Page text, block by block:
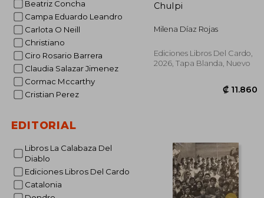
Beatriz Concha
Campa Eduardo Leandro
Carlota O Neill
Christiano
Ciro Rosario Barrera
Claudia Salazar Jimenez
Cormac Mccarthy
Cristian Perez
EDITORIAL
Libros La Calabaza Del
Diablo
Ediciones Libros Del Cardo
Catalonia
Chulpi
Milena Díaz Rojas
Ediciones Libros Del Cardo,
2026, Tapa Blanda, Nuevo